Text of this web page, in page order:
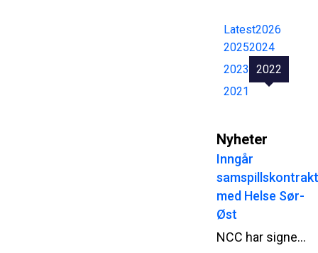
Latest2026
20252024
2023
2022
2021
Nyheter
Inngår
samspillskontrakt
med Helse Sør-
Øst
NCC har signert samspillskontrakt med Helse Sør-Øst RHF for utvikling av Ny sikkerhetspsykiatri på Ila i Bærum. Samspillsarbeidet starter opp umiddelbart.